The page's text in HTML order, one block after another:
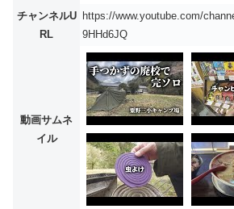
チャンネルU
RL
https://www.youtube.com/
9HHd6JQ
動画サムネ
イル